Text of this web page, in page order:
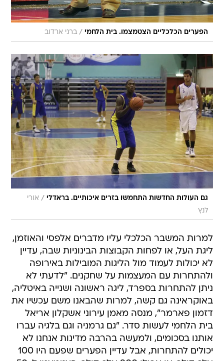
הפערים הכלכליים הצטמצמו. בית הלחמי / ברני ארדוב
גם העולות החדשות התחמשו בזרים איכותיים. בראדלי / אורי
לנץ
למרות המשבר הכלכלי עליו מדברים אלפסי והאוזמן,
ליגת העל, או לפחות הקבוצות הבינוניות שבה, עדיין
לא יכולות לעמוד מול הליגות המובילות באירופה
ולהתחרות עם המעצמות על שחקנים. "לדעתי לא
ניתן להתחרות בספרד, ליגה ראשונה ושנייה באיטליה,
באוקראינה גם קשה, למרות שהבאנו משם עכשיו את
דזמון פארמר", מנסה מאמן עירוני אשקלון אריאל
בית הלחמי לעשות סדר. "גם גרמניה וגם בלגיה עברו
אותנו בסכומים, ולמעשה בהרבה מדינות אנחנו לא
יכולים להתחרות, אבל עדיין הפערים שפעם היו 100